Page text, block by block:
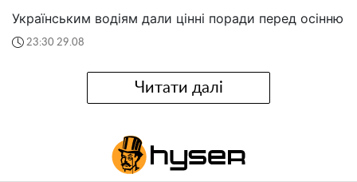
Українським водіям дали цінні поради перед осінню
23:30 29.08
Читати далі